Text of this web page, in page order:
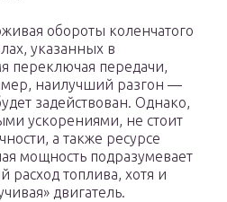
обороты коленчатого
указанных в
переключая передачи,
наилучший разгон —
задействован. Однако,
ускорениями, не стоит
а также ресурсе
мощность подразумевает
топлива, хотя и
двигатель.